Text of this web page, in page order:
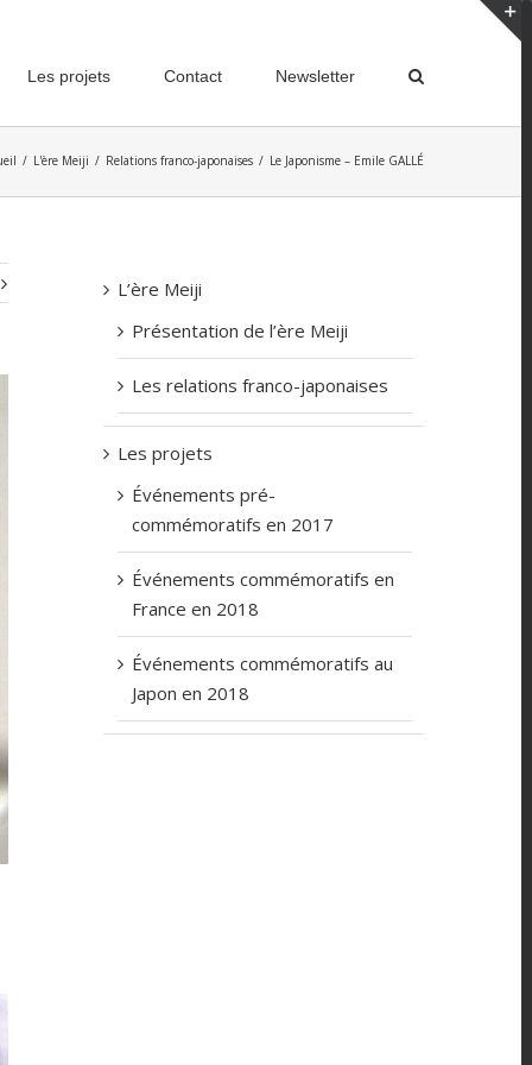
Les projets Contact Newsletter
/ L'ère Meiji / Relations franco-japonaises / Le Japonisme – Emile GALLÉ
L’ère Meiji
Présentation de l’ère Meiji
Les relations franco-japonaises
Les projets
Événements pré-
commémoratifs en 2017
Événements commémoratifs en
France en 2018
Événements commémoratifs au
Japon en 2018